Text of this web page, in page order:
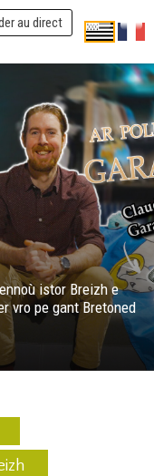
au direct
istor Breizh e
vro pe gant Bretoned